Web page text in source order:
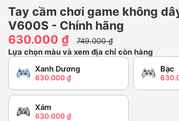
Tay cầm chơi game không
V600S - Chính hãng
630.000 ₫
749.000 ₫
Lựa chọn màu và xem địa chỉ còn hàng
Xanh Dương
630.000 ₫
Bạc
Xám
630.000 ₫